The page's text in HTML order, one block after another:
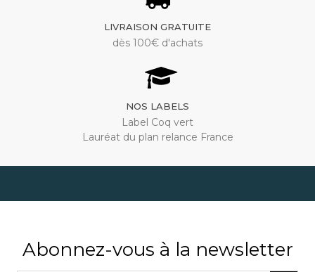
LIVRAISON GRATUITE
dès 100€ d'achats
NOS LABELS
Label Coq vert
Lauréat du plan relance France
Abonnez-vous à la newsletter